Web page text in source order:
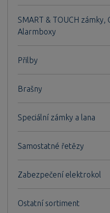
SMART & TOUCH zámky,
Alarmboxy
Přilby
Brašny
Speciální zámky a lana
Samostatné řetězy
Zabezpečení elektrokol
Ostatní sortiment